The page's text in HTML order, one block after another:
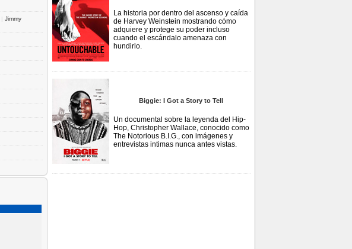
| Jimmy
La historia por dentro del ascenso y caída
de Harvey Weinstein mostrando cómo
adquiere y protege su poder incluso
cuando el escándalo amenaza con
hundirlo.
Biggie: I Got a Story to Tell
Un documental sobre la leyenda del Hip-
Hop, Christopher Wallace, conocido como
The Notorious B.I.G., con imágenes y
entrevistas intimas nunca antes vistas.